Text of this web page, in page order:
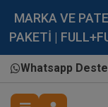
MARKA VE
PAKETİ |
Whatsapp